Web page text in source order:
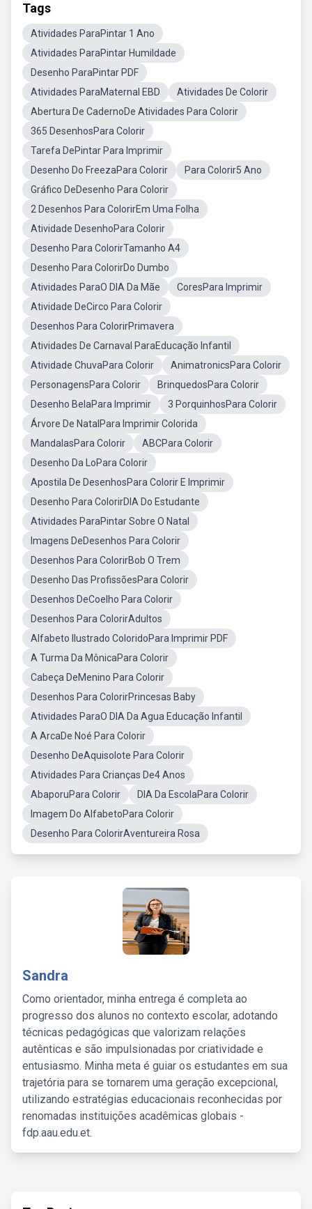
Tags
Atividades ParaPintar 1 Ano
Atividades ParaPintar Humildade
Desenho ParaPintar PDF
Atividades ParaMaternal EBD
Atividades De Colorir
Abertura De CadernoDe Atividades Para Colorir
365 DesenhosPara Colorir
Tarefa DePintar Para Imprimir
Desenho Do FreezaPara Colorir
Para Colorir5 Ano
Gráfico DeDesenho Para Colorir
2 Desenhos Para ColorirEm Uma Folha
Atividade DesenhoPara Colorir
Desenho Para ColorirTamanho A4
Desenho Para ColorirDo Dumbo
Atividades ParaO DIA Da Mãe
CoresPara Imprimir
Atividade DeCirco Para Colorir
Desenhos Para ColorirPrimavera
Atividades De Carnaval ParaEducação Infantil
Atividade ChuvaPara Colorir
AnimatronicsPara Colorir
PersonagensPara Colorir
BrinquedosPara Colorir
Desenho BelaPara Imprimir
3 PorquinhosPara Colorir
Árvore De NatalPara Imprimir Colorida
MandalasPara Colorir
ABCPara Colorir
Desenho Da LoPara Colorir
Apostila De DesenhosPara Colorir E Imprimir
Desenho Para ColorirDIA Do Estudante
Atividades ParaPintar Sobre O Natal
Imagens DeDesenhos Para Colorir
Desenhos Para ColorirBob O Trem
Desenho Das ProfissõesPara Colorir
Desenhos DeCoelho Para Colorir
Desenhos Para ColorirAdultos
Alfabeto Ilustrado ColoridoPara Imprimir PDF
A Turma Da MônicaPara Colorir
Cabeça DeMenino Para Colorir
Desenhos Para ColorirPrincesas Baby
Atividades ParaO DIA Da Agua Educação Infantil
A ArcaDe Noé Para Colorir
Desenho DeAquisolote Para Colorir
Atividades Para Crianças De4 Anos
AbaporuPara Colorir
DIA Da EscolaPara Colorir
Imagem Do AlfabetoPara Colorir
Desenho Para ColorirAventureira Rosa
Sandra
Como orientador, minha entrega é completa ao
progresso dos alunos no contexto escolar, adotando
técnicas pedagógicas que valorizam relações
autênticas e são impulsionadas por criatividade e
entusiasmo. Minha meta é guiar os estudantes em sua
trajetória para se tornarem uma geração excepcional,
utilizando estratégias educacionais reconhecidas por
renomadas instituições acadêmicas globais -
fdp.aau.edu.et.